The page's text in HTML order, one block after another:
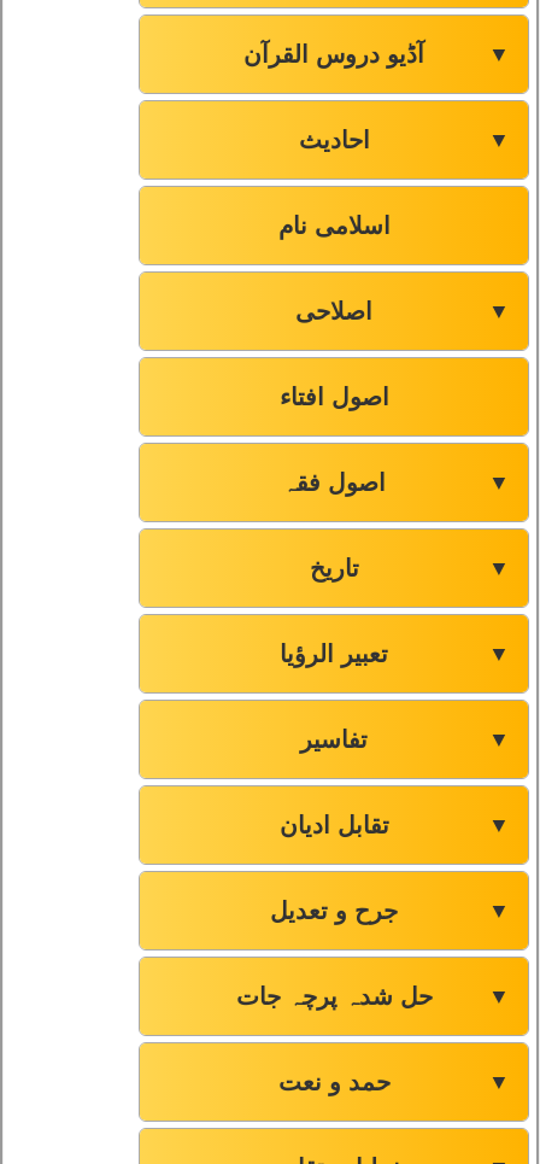
آڈیو دروس القرآن ▼
احادیث ▼
اسلامی نام
اصلاحی ▼
اصول افتاء
اصول فقہ ▼
تاریخ ▼
تعبیر الرؤیا ▼
تفاسیر ▼
تقابل ادیان ▼
جرح و تعدیل ▼
حل شدہ پرچہ جات ▼
حمد و نعت ▼